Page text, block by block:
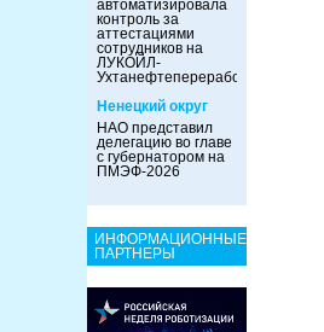
автоматизировала
контроль за
аттестациями
сотрудников на
ЛУКОЙЛ-
Ухтанефтепереработка
Ненецкий округ
НАО представил
делегацию во главе
с губернатором на
ПМЭФ-2026
ИНФОРМАЦИОННЫЕ
ПАРТНЕРЫ